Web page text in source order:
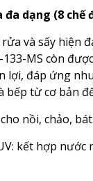
dạng (8 chế
và sấy hiện
133-MS còn
đáp ứng
bếp từ cơ bản
nồi, chảo,
kết hợp nước